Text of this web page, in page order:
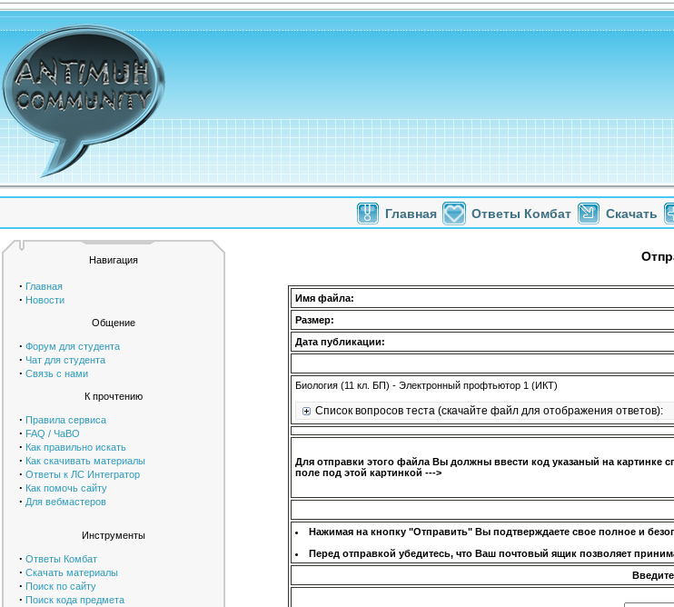
Главная Ответы Комбат Скачать
Навигация
· Главная
· Новости
Общение
· Форум для студента
· Чат для студента
· Связь с нами
К прочтению
· Правила сервиса
· FAQ / ЧаВО
· Как правильно искать
· Как скачивать материалы
· Ответы к ЛС Интегратор
· Как помочь сайту
· Для вебмастеров
Инструменты
· Ответы Комбат
· Скачать материалы
· Поиск по сайту
· Поиск кода предмета
Имя файла:
Размер:
Дата публикации:
Биология (11 кл. БП) - Электронный профтьютор 1 (ИКТ)
Список вопросов теста (скачайте файл для отображения ответов):
Для отправки этого файла Вы должны ввести код указаный на картинке
поле под этой картинкой --->
Нажимая на кнопку "Отправить" Вы подтверждаете свое полное и
Перед отправкой убедитесь, что Ваш почтовый ящик позволяет